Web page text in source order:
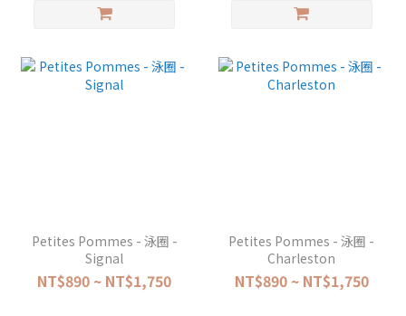
Petites Pommes - 泳圈 -
Signal
NT$890 ~ NT$1,750
Petites Pommes - 泳圈 -
Charleston
NT$890 ~ NT$1,750